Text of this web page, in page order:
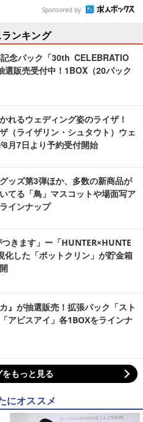
Sponsored by
ンキング
記念パック「30th CELEBRATIO
選販売受付中！1BOX（20パック
れるウェディング姿のライザ！
（ライザリン・シュタウト）ウェ
月7日より予約受付開始
ッズ第3弾ほか、多数の新商品が
てる「鳥」マスコットや場面写ア
インナップ
つきます」ー「HUNTER×HUNTE
化した「ポットクリン」が貯金箱
』が抽選販売！拡張パック「スト
アビスアイ」各1BOXをラインナ
もっと見る
にオススメ